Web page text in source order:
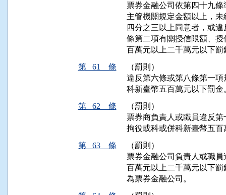
票券金融公司依第四十九
主管機關規定金額以上，
四分之三以上同意者，或
條第二項有關授信限額、
百萬元以上二千萬元以下
第 61 條
（罰則）
違反第六條或第八條第一
科新臺幣五百萬元以下罰金
第 62 條
（罰則）
票券商負責人或職員違反
拘役或科或併科新臺幣五
第 63 條
（罰則）
票券金融公司負責人或職
百萬元以上二千萬元以下
為票券金融公司。